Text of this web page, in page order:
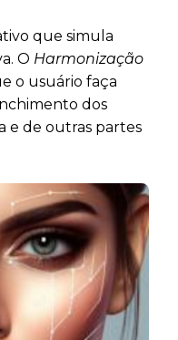
que simula
O Harmonização
o usuário faça
dos
e de outras partes